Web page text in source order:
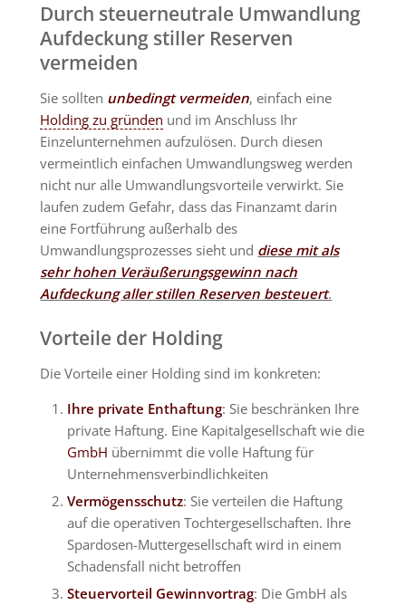
Durch steuerneutrale Umwandlung
Aufdeckung stiller Reserven
vermeiden
Sie sollten unbedingt vermeiden, einfach eine
Holding zu gründen und im Anschluss Ihr
Einzelunternehmen aufzulösen. Durch diesen
vermeintlich einfachen Umwandlungsweg werden
nicht nur alle Umwandlungsvorteile verwirkt. Sie
laufen zudem Gefahr, dass das Finanzamt darin
eine Fortführung außerhalb des
Umwandlungsprozesses sieht und diese mit als
sehr hohen Veräußerungsgewinn nach
Aufdeckung aller stillen Reserven besteuert.
Vorteile der Holding
Die Vorteile einer Holding sind im konkreten:
Ihre private Enthaftung: Sie beschränken Ihre
private Haftung. Eine Kapitalgesellschaft wie die
GmbH übernimmt die volle Haftung für
Unternehmensverbindlichkeiten
Vermögensschutz: Sie verteilen die Haftung
auf die operativen Tochtergesellschaften. Ihre
Spardosen-Muttergesellschaft wird in einem
Schadensfall nicht betroffen
Steuervorteil Gewinnvortrag: Die GmbH als